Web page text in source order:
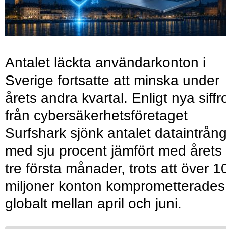
Antalet läckta användarkonton i
Sverige fortsatte att minska under
årets andra kvartal. Enligt nya
från cybersäkerhetsföretaget
Surfshark sjönk antalet
med sju procent jämfört med årets
tre första månader, trots att över
miljoner konton komprometterades
globalt mellan april och juni.